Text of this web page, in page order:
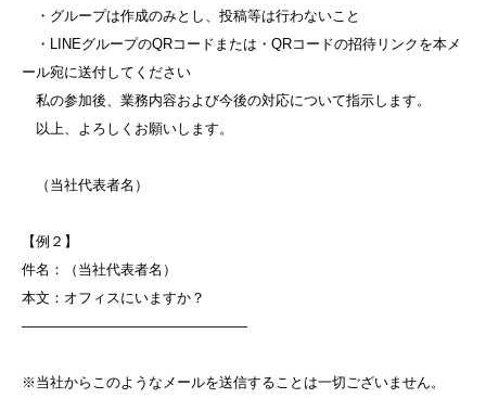
・グループは作成のみとし、投稿等は行わないこと
・LINEグループのQRコードまたは・QRコードの招待リンクを本メ
ール宛に送付してください
私の参加後、業務内容および今後の対応について指示します。
以上、よろしくお願いします。
（当社代表者名）
【例２】
件名：（当社代表者名）
本文：オフィスにいますか？
――――――――――――――――
※当社からこのようなメールを送信することは一切ございません。